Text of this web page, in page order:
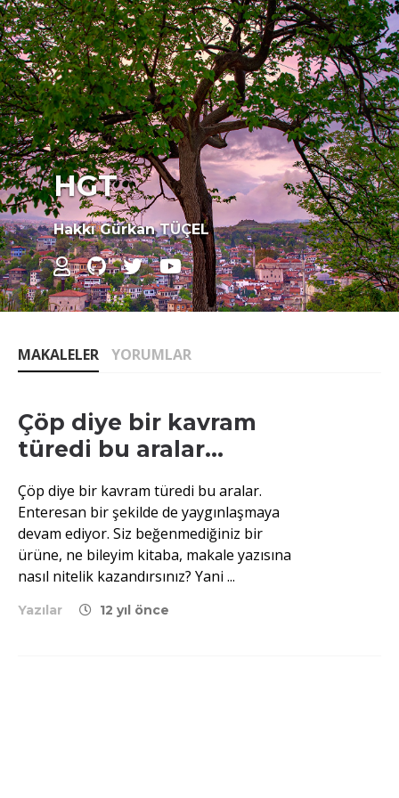
HGT
Hakkı Gürkan TÜÇEL
MAKALELER YORUMLAR
Çöp diye bir kavram
türedi bu aralar…
Çöp diye bir kavram türedi bu aralar.
Enteresan bir şekilde de yaygınlaşmaya
devam ediyor. Siz beğenmediğiniz bir
ürüne, ne bileyim kitaba, makale yazısına
nasıl nitelik kazandırsınız? Yani ...
Yazılar 12 yıl önce